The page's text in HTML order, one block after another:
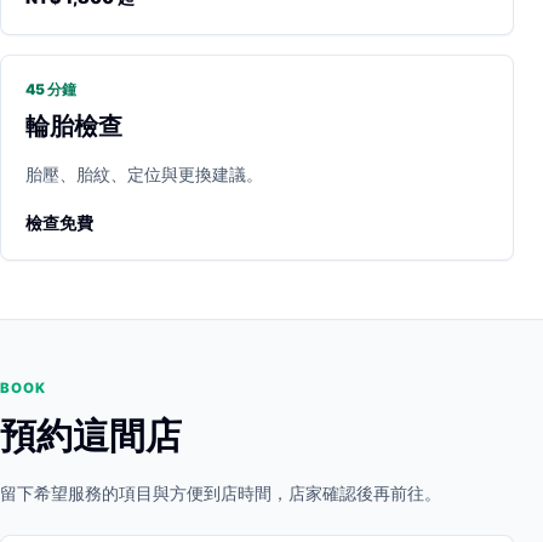
45 分鐘
輪胎檢查
胎壓、胎紋、定位與更換建議。
檢查免費
BOOK
預約這間店
留下希望服務的項目與方便到店時間，店家確認後再前往。